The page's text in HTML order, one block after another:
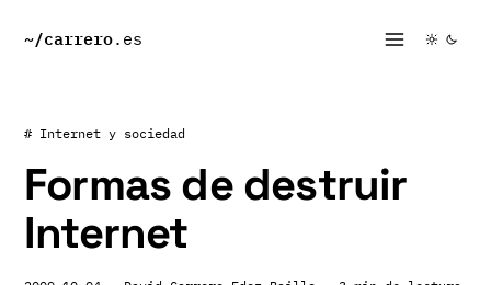
~/carrero.es
# Internet y sociedad
Formas de destruir
Internet